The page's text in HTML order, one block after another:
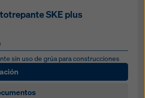
SKE plus
sin uso de grúa para construcciones
altura